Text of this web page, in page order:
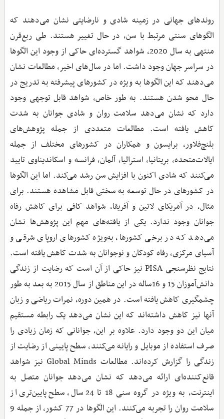
روندهای جهانی در زمینه شادی و نارضایتی نشان می‌دهند که
الگوهای سنتی مرتبط با سن، در حال تغییر هستند. طی ربع‌قرن
منتهی به سال 2020، شواهد گسترده‌ای حاکی از وجود این الگوها
در سراسر جهان وجود داشت. اما در سال‌های اخیر، مطالعات نشان
می‌دهند که این الگوها به‌ ویژه در کشورهای پیشرفته به ‌تدریج در
حال محو شدن هستند. به ‌طور خاص، شواهد قابل ‌توجهی وجود
دارد که نشان می‌دهد سلامت روان و شادی جوانان به ‌شدت
کاهش یافته است. مطالعات متعددی از جمله پژوهش‌های
بلنچ‌فلاور، برایسون و همکاران در کشورهای مختلف از جمله
ایالات‌متحده، بریتانیا، استرالیا، آلمان، فرانسه و اسکاندیناوی تایید
می‌کنند که شادی اکنون با افزایش سن رشد می‌کند. اما این الگوها
در کشورهای در حال توسعه به سختی قابل مشاهده هستند. برای
مثال، در آمریکای لاتین و آفریقا، شواهد کافی برای کاهش رفاه
جوانان وجود ندارد. یکی از یافته‌های مهم این پژوهش‌ها نشان
می‌دهد که در برخی کشورها، به‌‌ویژه کشورهای اروپای شرقی و
آسیای مرکزی، رفاه کودکان و نوجوانان به ‌شدت کاهش یافته است.
نتایج نظرسنجی PISA نیز حاکی از آن است که رضایت از زندگی
دانش‌آموزان 15 و 16ساله در این مناطق از سال 2015 به بعد به‌ طور
چشمگیری کاهش یافته است. در همین دوره، نمرات ریاضی و زبان
آنها نیز کاهش داشته‌اند که این نشان می‌دهد یک رابطه مستقیم
میان این دو وجود دارد. علاوه بر این، جوانانی که زمان زیادی را
صرف استفاده از موبایل و رایانه می‌کنند، سطح پایینی از رضایت از
زندگی را گزارش کرده‌اند. مطالعات Global Minds نیز شواهد
قانع‌کننده‌ای ارائه می‌دهد که نشان می‌دهد جوانان متصل به
اینترنت، به‌ ویژه در گروه سنی 18 تا 24 سال، سطح پایین‌تری از
سلامت روان را تجربه می‌کنند. این الگوها در 77 کشور، از جمله 9